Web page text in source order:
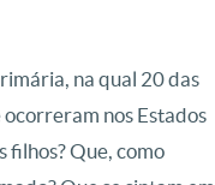
na qual 20 das
nos Estados
filhos? Que, como